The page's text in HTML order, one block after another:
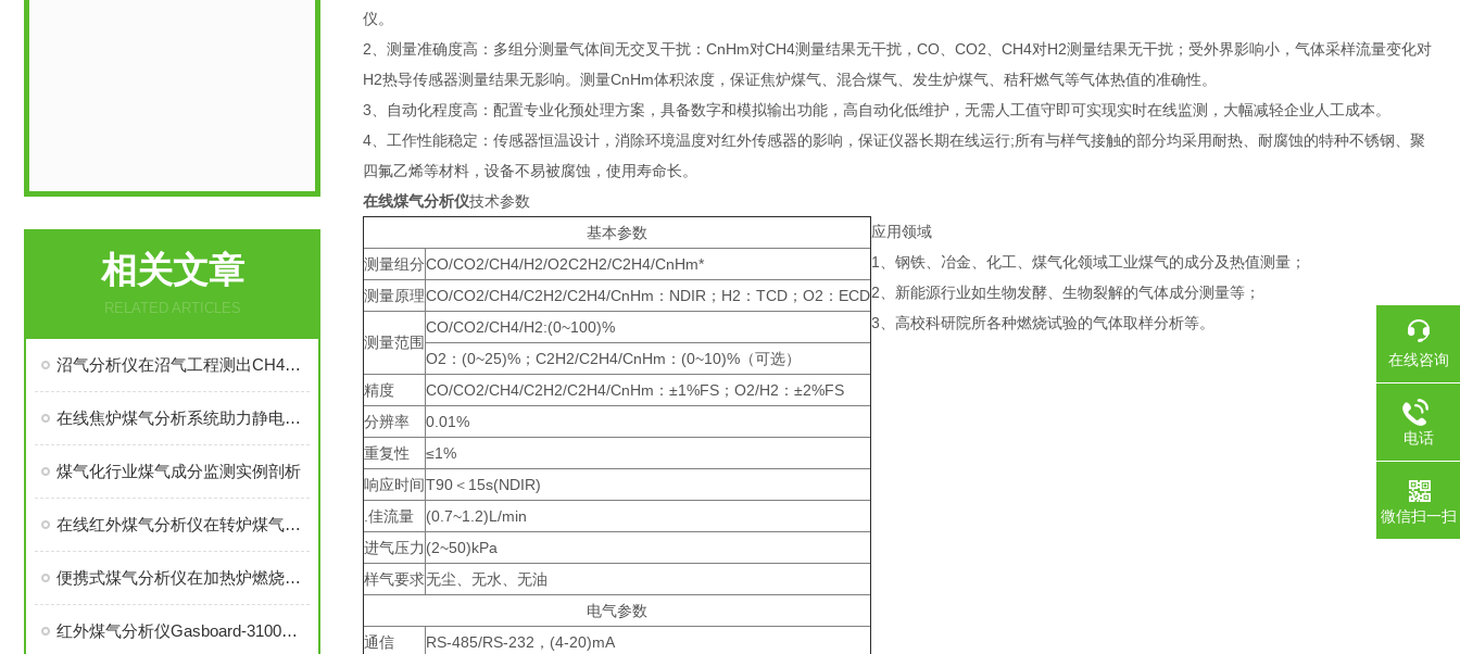
相关文章
RELATED ARTICLES
沼气分析仪在沼气工程测出CH4浓度达94%的沼气！
在线焦炉煤气分析系统助力静电除尘工艺安全管理
煤气化行业煤气成分监测实例剖析
在线红外煤气分析仪在转炉煤气回收中的应用
便携式煤气分析仪在加热炉燃烧优化控制中的应用
红外煤气分析仪Gasboard-3100在煤气混合站的应用
仪。
2、测量准确度高：多组分测量气体间无交叉干扰：CnHm对CH4测量结果无干扰，CO、CO2、CH4对H2测量结果无干扰；受外界影响小，气体采样流量变化对
H2热导传感器测量结果无影响。测量CnHm体积浓度，保证焦炉煤气、混合煤气、发生炉煤气、秸秆燃气等气体热值的准确性。
3、自动化程度高：配置专业化预处理方案，具备数字和模拟输出功能，高自动化低维护，无需人工值守即可实现实时在线监测，大幅减轻企业人工成本。
4、工作性能稳定：传感器恒温设计，消除环境温度对红外传感器的影响，保证仪器长期在线运行;所有与样气接触的部分均采用耐热、耐腐蚀的特种不锈钢、聚
四氟乙烯等材料，设备不易被腐蚀，使用寿命长。
在线煤气分析仪技术参数
基本参数
测量组分CO/CO2/CH4/H2/O2C2H2/C2H4/CnHm*
测量原理CO/CO2/CH4/C2H2/C2H4/CnHm：NDIR；H2：TCD；O2：ECD
测量范围
CO/CO2/CH4/H2:(0~100)%
O2：(0~25)%；C2H2/C2H4/CnHm：(0~10)%（可选）
精度
CO/CO2/CH4/C2H2/C2H4/CnHm：±1%FS；O2/H2：±2%FS
分辨率
0.01%
重复性
≤1%
响应时间T90＜15s(NDIR)
.佳流量
(0.7~1.2)L/min
进气压力 (2~50)kPa
样气要求无尘、无水、无油
电气参数
通信
RS-485/RS-232，(4-20)mA
应用领域
1、钢铁、冶金、化工、煤气化领域工业煤气的成分及热值测量；
2、新能源行业如生物发酵、生物裂解的气体成分测量等；
3、高校科研院所各种燃烧试验的气体取样分析等。
在线咨询
电话
微信扫一扫